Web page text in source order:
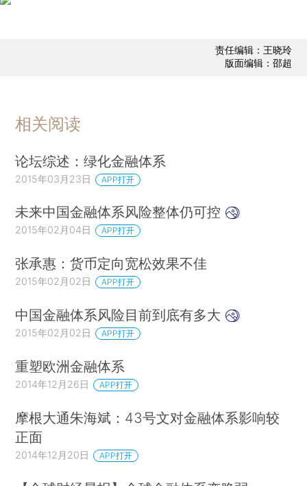
责任编辑：王晓玲
版面编辑：邵超
相关阅读
论坛综述：绿化金融体系
2015年03月23日 APP打开
未来中国金融体系风险整体仍可控
2015年02月04日 APP打开
张承惠：货币定向宽松效果不佳
2015年02月02日 APP打开
中国金融体系风险目前到底有多大
2015年02月02日 APP打开
重塑欧洲金融体系
2014年12月26日 APP打开
摩根大通朱海斌：43号文对金融体系影响较
正面
2014年12月20日 APP打开